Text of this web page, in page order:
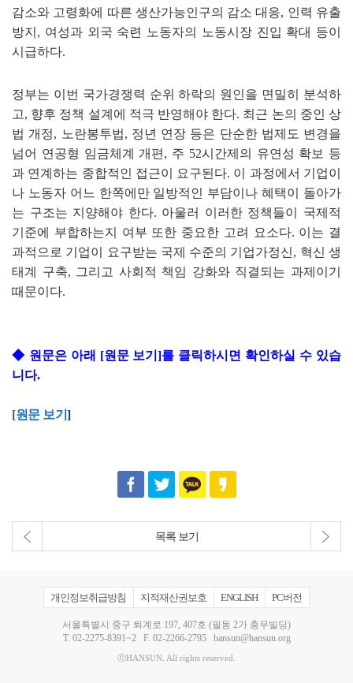
감소와 고령화에 따른 생산가능인구의 감소 대응, 인력 유출
방지 , 여성과 외국 숙련 노동자의 노동시장 진입 확대 등이
시급하다.
정부는 이번 국가경쟁력 순위 하락의 원인을 면밀히 분석하
고, 향후 정책 설계에 적극 반영해야 한다. 최근 논의 중인 상
법 개정, 노란봉투법, 정년 연장 등은 단순한 법제도 변경을
넘어 연공형 임금체계 개편 , 주 52시간제의 유연성 확보 등
과 연계하는 종합적인 접근이 요구된다. 이 과정에서 기업이
나 노동자 어느 한쪽에만 일방적인 부담이나 혜택이 돌아가
는 구조는 지양해야 한다. 아울러 이러한 정책들이 국제적
기준에 부합하는지 여부 또한 중요한 고려 요소다. 이는 결
과적으로 기업이 요구받는 국제 수준의 기업가정신, 혁신 생
태계 구축, 그리고 사회적 책임 강화와 직결되는 과제이기
때문이다.
◆ 원문은 아래 [원문 보기]를 클릭하시면 확인하실 수 있습
니다.
[원문 보기]
목록 보기
개인정보취급방침 지적재산권보호 ENGLISH PC버전
서울특별시 중구 퇴계로 197, 407호 (필동 2가 충무빌딩)
T. 02-2275-8391~2F. 02-2266-2795 hansun@hansun.org
ⓒHANSUN. All rights reserved.